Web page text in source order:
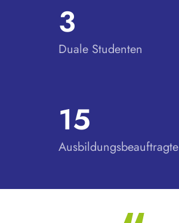
3
Duale Studenten
15
Ausbildungsbeauftragte